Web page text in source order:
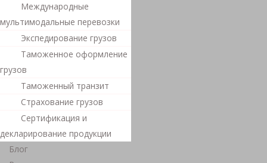
Международные
мультимодальные перевозки
Экспедирование грузов
Таможенное оформление
грузов
Таможенный транзит
Страхование грузов
Сертификация и
декларирование продукции
Блог